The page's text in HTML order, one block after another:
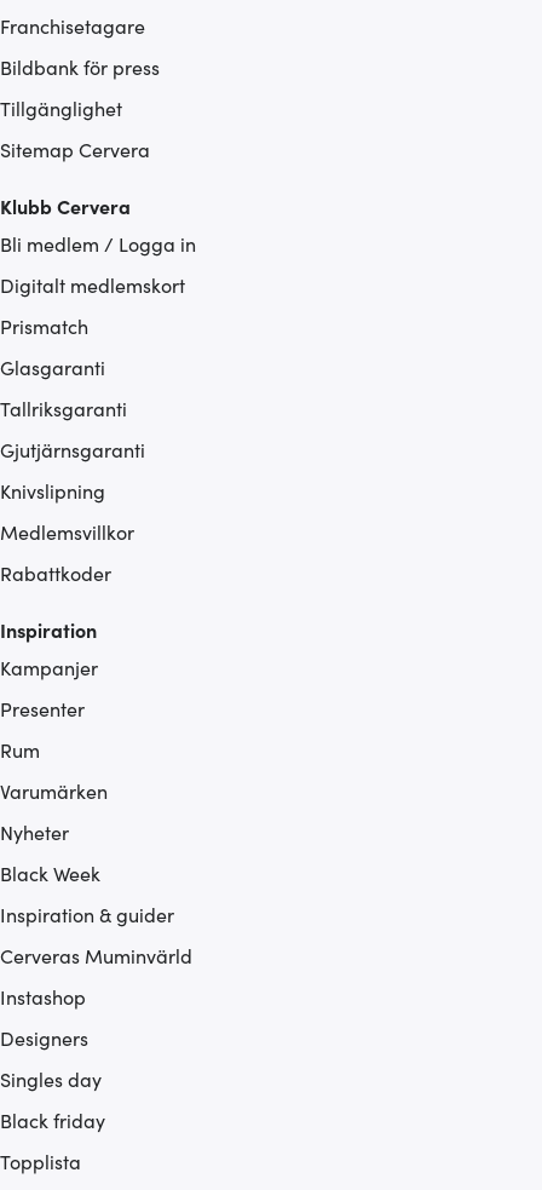
Franchisetagare
Bildbank för press
Tillgänglighet
Sitemap Cervera
Klubb Cervera
Bli medlem / Logga in
Digitalt medlemskort
Prismatch
Glasgaranti
Tallriksgaranti
Gjutjärnsgaranti
Knivslipning
Medlemsvillkor
Rabattkoder
Inspiration
Kampanjer
Presenter
Rum
Varumärken
Nyheter
Black Week
Inspiration & guider
Cerveras Muminvärld
Instashop
Designers
Singles day
Black friday
Topplista